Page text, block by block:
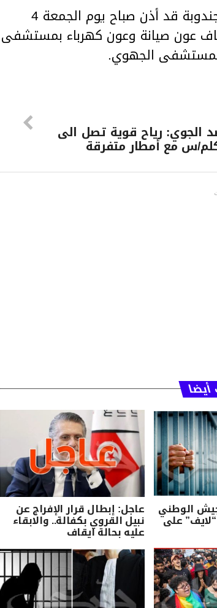
وكان وكيل الجمهورية للمحكمة الابتدائية بجندوبة قد أذن صباح يوم الجمعة 4
إيقاف عون صيانة وعون كهرباء بمستشفى
الجهوي.
الجوي: رياح قوية تصل الى
الوطني
على
عاجل: إبطال قرار الإفراج عن
نبيل القروي بكفالة.. والابقاء
عليه بحالة ايقاف